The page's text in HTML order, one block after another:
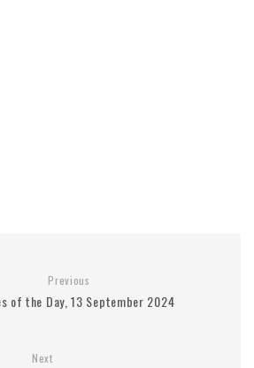
Previous
of the Day, 13 September 2024
Next